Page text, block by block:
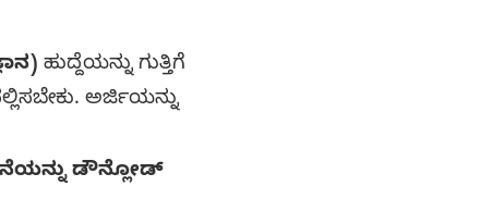
ಹುದ್ದೆಯನ್ನು ಗುತ್ತಿಗೆ
ಅರ್ಜಿಯನ್ನು
ಡೌನ್ಲೋಡ್